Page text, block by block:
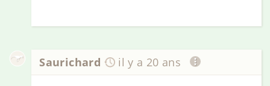
Saurichard il y a 20 ans